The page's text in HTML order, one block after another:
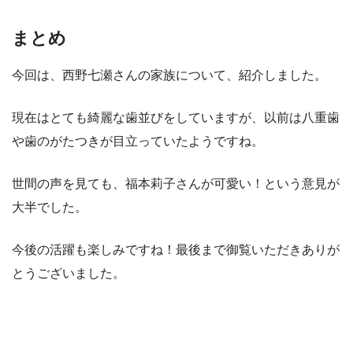
まとめ
今回は、西野七瀬さんの家族について、紹介しました。
現在はとても綺麗な歯並びをしていますが、以前は八重歯
や歯のがたつきが目立っていたようですね。
世間の声を見ても、福本莉子さんが可愛い！という意見が
大半でした。
今後の活躍も楽しみですね！最後まで御覧いただきありが
とうございました。